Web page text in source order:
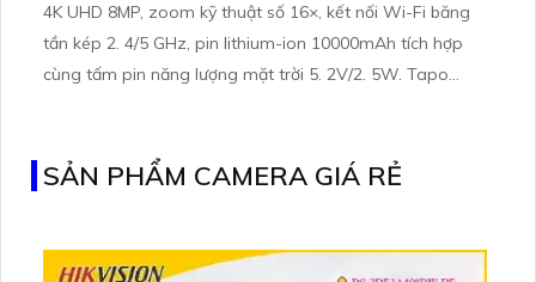
4K UHD 8MP, zoom kỹ thuật số 16×, kết nối Wi-Fi băng
tần kép 2. 4/5 GHz, pin lithium-ion 10000mAh tích hợp
cùng tấm pin năng lượng mặt trời 5. 2V/2. 5W. Tapo
SẢN PHẨM CAMERA GIÁ RẺ